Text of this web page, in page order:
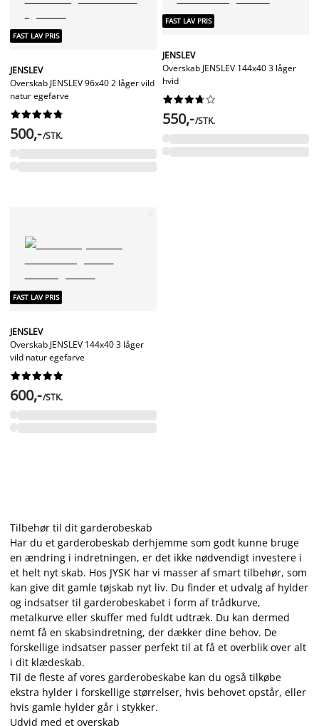
FAST LAV PRIS
JENSLEV
Overskab JENSLEV 96x40 2 låger vild
natur egefarve






500,-/STK.
FAST LAV PRIS
JENSLEV
Overskab JENSLEV 144x40 3 låger
hvid






550,-/STK.
FAST LAV PRIS
JENSLEV
Overskab JENSLEV 144x40 3 låger
vild natur egefarve






600,-/STK.
Tilbehør til dit garderobeskab
Har du et garderobeskab derhjemme som godt kunne bruge
en ændring i indretningen, er det ikke nødvendigt investere i
et helt nyt skab. Hos JYSK har vi masser af smart tilbehør, som
kan give dit gamle tøjskab nyt liv. Du finder et udvalg af hylder
og indsatser til garderobeskabet i form af trådkurve,
metalkurve eller skuffer med fuldt udtræk. Du kan dermed
nemt få en skabsindretning, der dækker dine behov. De
forskellige indsatser passer perfekt til at få et overblik over alt
i dit klædeskab.
Til de fleste af vores garderobeskabe kan du også tilkøbe
ekstra hylder i forskellige størrelser, hvis behovet opstår, eller
hvis gamle hylder går i stykker.
Udvid med et overskab